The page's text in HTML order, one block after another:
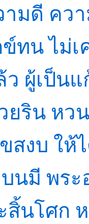
มดี คว
ทน ไม่
ผู้เป็น
ยริน ห
สงบ ให้
นมี พร
นโศก